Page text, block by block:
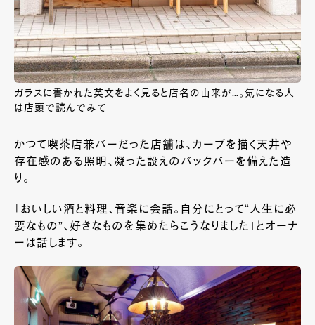
ガラスに書かれた英文をよく見ると店名の由来が…。気になる人
は店頭で読んでみて
かつて喫茶店兼バーだった店舗は、カーブを描く天井や
存在感のある照明、凝った設えのバックバーを備えた造
り。
「おいしい酒と料理、音楽に会話。自分にとって“人生に必
要なもの”、好きなものを集めたらこうなりました」とオーナ
ーは話します。